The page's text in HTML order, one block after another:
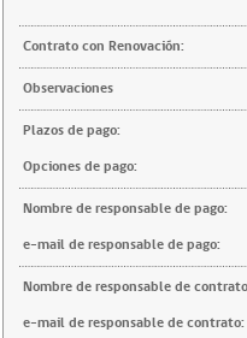
Contrato con Renovación:
Observaciones
Plazos de pago:
Opciones de pago:
Nombre de responsable de pago:
e-mail de responsable de pago:
Nombre de responsable de
e-mail de responsable de contrato: